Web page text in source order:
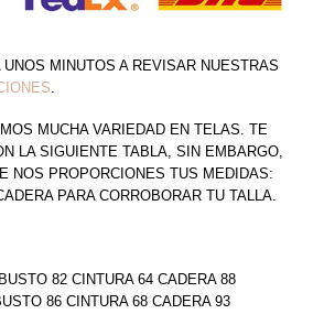
UNOS MINUTOS A REVISAR NUESTRAS
MUCHA VARIEDAD EN TELAS. TE
LA SIGUIENTE TABLA, SIN EMBARGO,
NOS PROPORCIONES TUS MEDIDAS:
PARA CORROBORAR TU TALLA.
82 CINTURA 64 CADERA 88
86 CINTURA 68 CADERA 93